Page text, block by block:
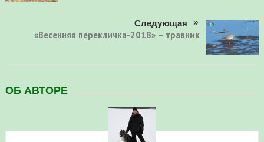
Следующая
«Весенняя перекличка-2018» – травник
ОБ АВТОРЕ